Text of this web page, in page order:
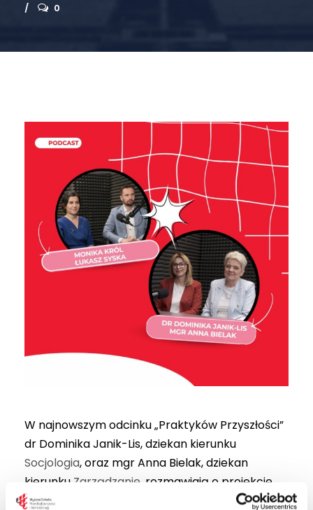
0
W najnowszym odcinku „Praktyków Przyszłości”
dr Dominika Janik-Lis, dziekan kierunku
Socjologia, oraz mgr Anna Bielak, dziekan
kierunku Zarządzanie , rozmawiają o projekcie
Lublin Skills Up!
– inicjatywie realizowanej we